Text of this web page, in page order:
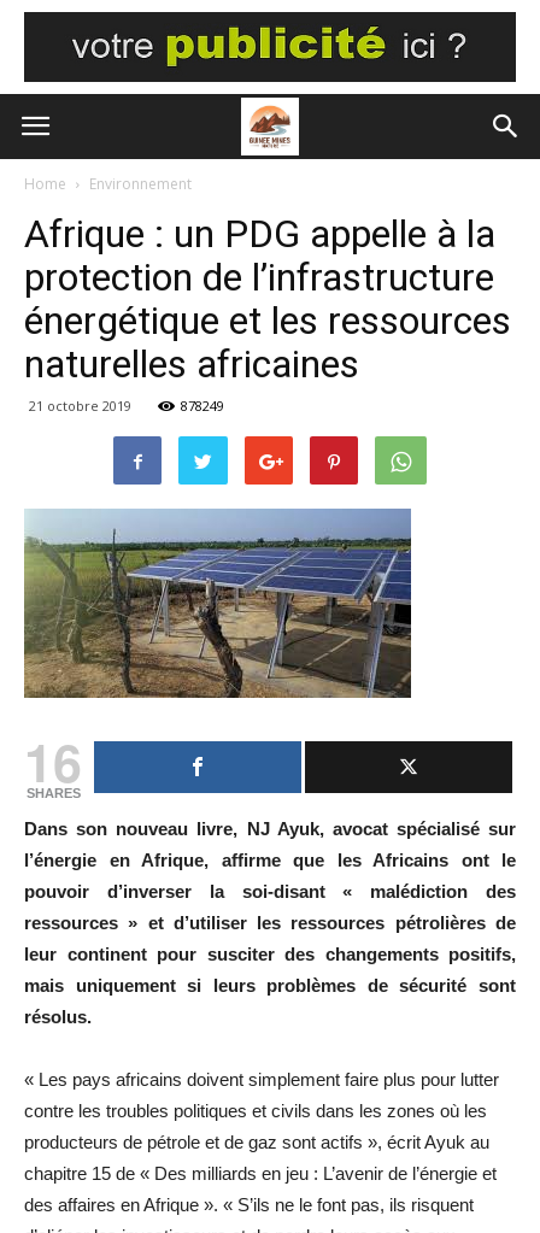
Home Environnement
Afrique : un PDG appelle à la
protection de l’infrastructure
énergétique et les ressources
naturelles africaines
21 octobre 2019 878249
16
SHARES
Dans son nouveau livre, NJ Ayuk, avocat spécialisé sur
l’énergie en Afrique, affirme que les Africains ont le
pouvoir d’inverser la soi-disant « malédiction des
ressources » et d’utiliser les ressources pétrolières de
leur continent pour susciter des changements positifs,
mais uniquement si leurs problèmes de sécurité sont
résolus.
« Les pays africains doivent simplement faire plus pour lutter
contre les troubles politiques et civils dans les zones où les
producteurs de pétrole et de gaz sont actifs », écrit Ayuk au
chapitre 15 de « Des milliards en jeu : L’avenir de l’énergie et
des affaires en Afrique ». « S’ils ne le font pas, ils risquent